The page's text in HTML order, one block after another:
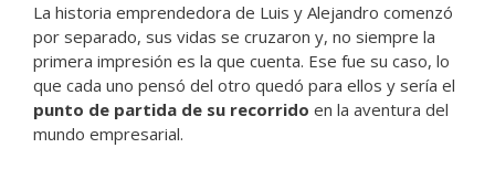
La historia emprendedora de Luis y Alejandro comenzó
por separado, sus vidas se cruzaron y, no siempre la
primera impresión es la que cuenta. Ese fue su caso, lo
que cada uno pensó del otro quedó para ellos y sería el
punto de partida de su recorrido en la aventura del
mundo empresarial.